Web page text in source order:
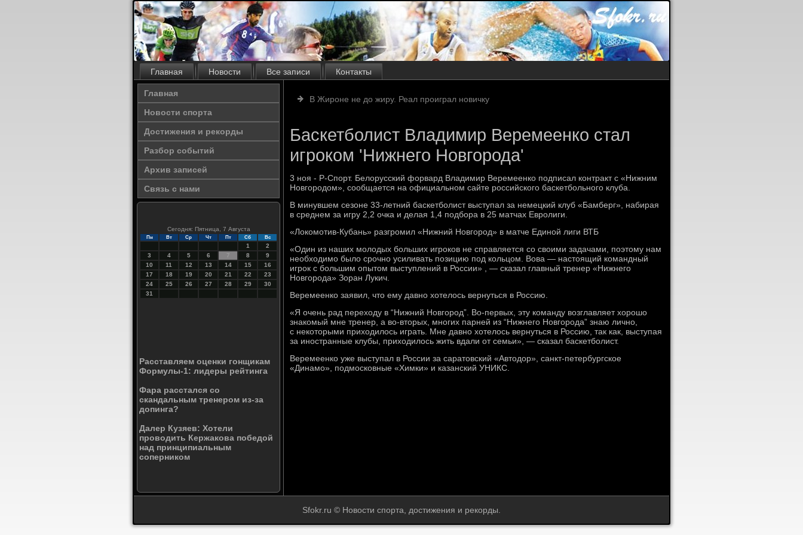
Главная Новости Все записи Контакты
Главная
Новости спорта
Достижения и рекорды
Разбор событий
Архив записей
Связь с нами
Сегодня: Пятница, 7 Августа
Пн Вт Ср Чт Пт Сб Вс
1
2
3
4 5 6 7 8
9
10
11 12 13 14 15
16
17
18 19 20 21 22
23
24
25 26 27 28 29
30
31
Расставляем оценки гонщикам
Формулы-1: лидеры рейтинга
Фара расстался со
скандальным тренером из-за
допинга?
Далер Кузяев: Хотели
проводить Кержакова победой
над принципиальным
соперником
В Жироне не до жиру. Реал проиграл новичку
Баскетболист Владимир Веремеенко стал
игроком 'Нижнего Новгорода'
3 ноя - Р-Спорт. Белорусский форвард Владимир Веремеенко подписал контракт с «Нижним
Новгородом», сообщается на официальном сайте российского баскетбольного клуба.
В минувшем сезоне 33-летний баскетболист выступал за немецкий клуб «Бамберг», набирая
в среднем за игру 2,2 очка и делая 1,4 подбора в 25 матчах Евролиги.
«Локомотив-Кубань» разгромил «Нижний Новгород» в матче Единой лиги ВТБ
«Один из наших молодых больших игроков не справляется со своими задачами, поэтому нам
необходимо было срочно усиливать позицию под кольцом. Вова — настоящий командный
игрок с большим опытом выступлений в России» , — сказал главный тренер «Нижнего
Новгорода» Зоран Лукич.
Веремеенко заявил, что ему давно хотелось вернуться в Россию.
«Я очень рад переходу в “Нижний Новгород”. Во-первых, эту команду возглавляет хорошо
знакомый мне тренер, а во-вторых, многих парней из “Нижнего Новгорода” знаю лично,
с некоторыми приходилось играть. Мне давно хотелось вернуться в Россию, так как, выступая
за иностранные клубы, приходилось жить вдали от семьи», — сказал баскетболист.
Веремеенко уже выступал в России за саратовский «Автодор», санкт-петербургское
«Динамо», подмосковные «Химки» и казанский УНИКС.
Sfokr.ru © Новости спорта, достижения и рекорды.